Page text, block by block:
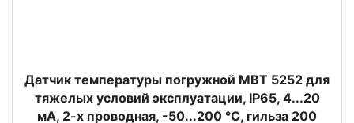
Датчик температуры погружной MBT 5252 для
тяжелых условий эксплуатации, IP65, 4...20
мА, 2-х проводная, -50...200 °C, гильза 200